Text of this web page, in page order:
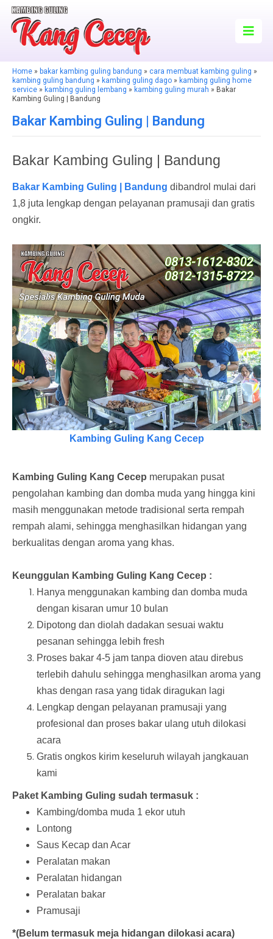
Home » bakar kambing guling bandung » cara membuat kambing guling »
kambing guling bandung » kambing guling dago » kambing guling home
service » kambing guling lembang » kambing guling murah » Bakar
Kambing Guling | Bandung
Bakar Kambing Guling | Bandung
Bakar Kambing Guling | Bandung
Bakar Kambing Guling | Bandung dibandrol mulai dari
1,8 juta lengkap dengan pelayanan pramusaji dan gratis
ongkir.
Kambing Guling Kang Cecep
Kambing Guling Kang Cecep merupakan pusat
pengolahan kambing dan domba muda yang hingga kini
masih menggunakan metode tradisional serta rempah
rempah alami, sehingga menghasilkan hidangan yang
berkualitas dengan aroma yang khas.
Keunggulan Kambing Guling Kang Cecep :
Hanya menggunakan kambing dan domba muda
dengan kisaran umur 10 bulan
Dipotong dan diolah dadakan sesuai waktu
pesanan sehingga lebih fresh
Proses bakar 4-5 jam tanpa dioven atau direbus
terlebih dahulu sehingga menghasilkan aroma yang
khas dengan rasa yang tidak diragukan lagi
Lengkap dengan pelayanan pramusaji yang
profesional dan proses bakar ulang utuh dilokasi
acara
Gratis ongkos kirim keseluruh wilayah jangkauan
kami
Paket Kambing Guling sudah termasuk :
Kambing/domba muda 1 ekor utuh
Lontong
Saus Kecap dan Acar
Peralatan makan
Peralatan hidangan
Peralatan bakar
Pramusaji
*(Belum termasuk meja hidangan dilokasi acara)